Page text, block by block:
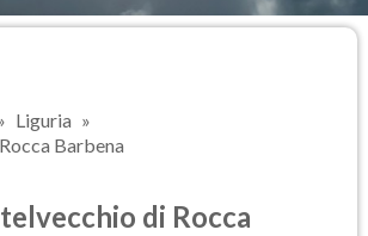
Liguria
Barbena
di Rocca